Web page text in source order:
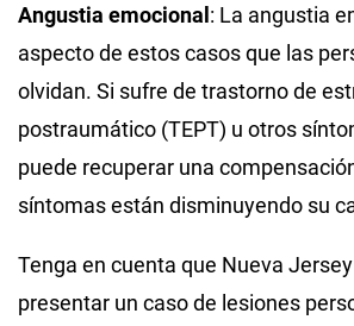
Angustia emocional : La angustia
aspecto de estos casos que las
olvidan. Si sufre de trastorno de
postraumático (TEPT) u otros
puede recuperar una
síntomas están disminuyendo su
Tenga en cuenta que Nueva
presentar un caso de lesiones